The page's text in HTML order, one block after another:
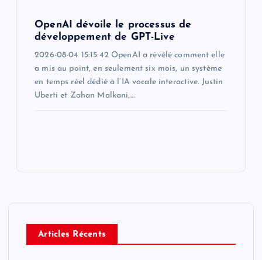
OpenAI dévoile le processus de
développement de GPT-Live
2026-08-04 15:15:42 OpenAI a révélé comment elle
a mis au point, en seulement six mois, un système
en temps réel dédié à l’IA vocale interactive. Justin
Uberti et Zahan Malkani,…
Articles Récents